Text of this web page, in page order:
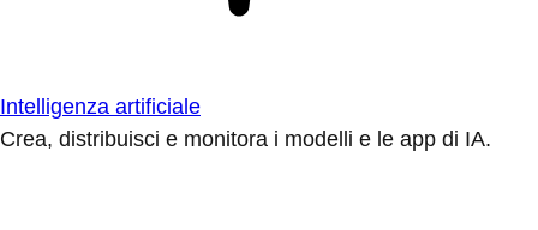
Intelligenza artificiale
Crea, distribuisci e monitora i modelli e le app di IA.